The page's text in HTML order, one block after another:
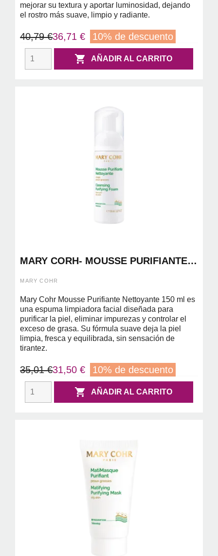
mejorar su textura y aportar luminosidad, dejando
el rostro más suave, limpio y radiante.
40,79 €36,71 € 10% de descuento
 AÑADIR AL CARRITO
MARY CORH- MOUSSE PURIFIANTE
MARY COHR
Mary Cohr Mousse Purifiante Nettoyante 150 ml es
una espuma limpiadora facial diseñada para
purificar la piel, eliminar impurezas y controlar el
exceso de grasa. Su fórmula suave deja la piel
limpia, fresca y equilibrada, sin sensación de
tirantez.
35,01 €31,50 € 10% de descuento
 AÑADIR AL CARRITO